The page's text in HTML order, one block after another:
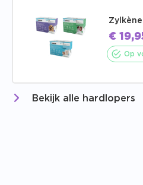
Zylkène
€
Op
Bekijk alle hardlopers